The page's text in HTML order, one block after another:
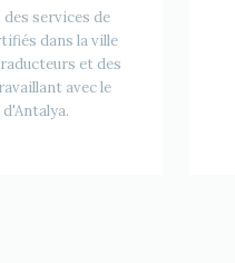
services de
dans la ville
et des
avec le